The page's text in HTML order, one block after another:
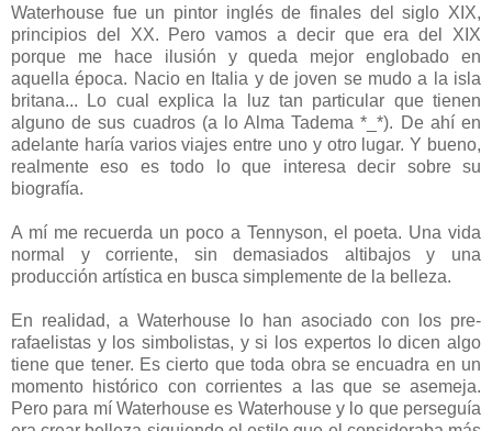
Waterhouse fue un pintor inglés de finales del siglo XIX,
principios del XX. Pero vamos a decir que era del XIX
porque me hace ilusión y queda mejor englobado en
aquella época. Nacio en Italia y de joven se mudo a la isla
britana... Lo cual explica la luz tan particular que tienen
alguno de sus cuadros (a lo Alma Tadema *_*). De ahí en
adelante haría varios viajes entre uno y otro lugar. Y bueno,
realmente eso es todo lo que interesa decir sobre su
biografía.
A mí me recuerda un poco a Tennyson, el poeta. Una vida
normal y corriente, sin demasiados altibajos y una
producción artística en busca simplemente de la belleza.
En realidad, a Waterhouse lo han asociado con los pre-
rafaelistas y los simbolistas, y si los expertos lo dicen algo
tiene que tener. Es cierto que toda obra se encuadra en un
momento histórico con corrientes a las que se asemeja.
Pero para mí Waterhouse es Waterhouse y lo que perseguía